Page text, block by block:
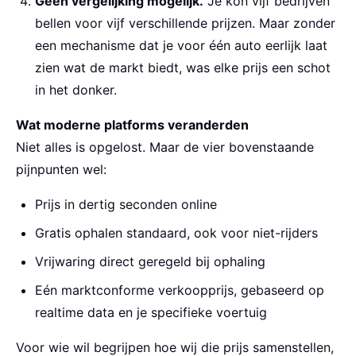
bellen voor vijf verschillende prijzen. Maar zonder
een mechanisme dat je voor één auto eerlijk laat
zien wat de markt biedt, was elke prijs een schot
in het donker.
Wat moderne platforms veranderden
Niet alles is opgelost. Maar de vier bovenstaande
pijnpunten wel:
Prijs in dertig seconden online
Gratis ophalen standaard, ook voor niet-rijders
Vrijwaring direct geregeld bij ophaling
Eén marktconforme verkoopprijs, gebaseerd op
realtime data en je specifieke voertuig
Voor wie wil begrijpen hoe wij die prijs samenstellen,